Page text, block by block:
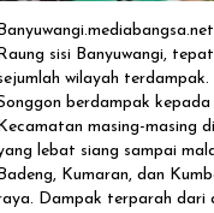
sisi Banyuwangi,
wilayah
berdampak
masing-masing
lebat siang sampai
Kumaran, dan
Dampak terparah dari